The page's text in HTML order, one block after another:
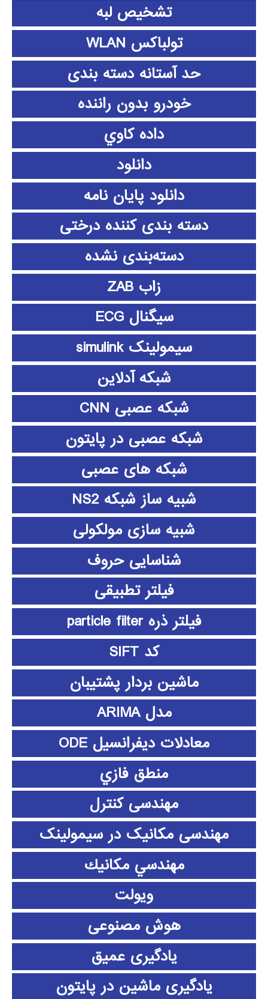
تشخیص لبه
تولباکس WLAN
حد آستانه دسته بندی
خودرو بدون راننده
داده كاوي
دانلود
دانلود پايان نامه
دسته بندی کننده درختی
دسته‌بندی نشده
زاب ZAB
سیگنال ECG
سیمولینک simulink
شبکه آدلاین
شبکه عصبی CNN
شبکه عصبی در پایتون
شبکه های عصبی
شبیه ساز شبکه NS2
شبیه سازی مولکولی
شناسایی حروف
فیلتر تطبیقی
فیلتر ذره particle filter
کد SIFT
ماشین بردار پشتیبان
مدل ARIMA
معادلات دیفرانسیل ODE
منطق فازي
مهندسی کنترل
مهندسی مکانیک در سیمولینک
مهندسي مكانيك
ویولت
هوش مصنوعی
یادگیری عمیق
یادگیری ماشین در پایتون